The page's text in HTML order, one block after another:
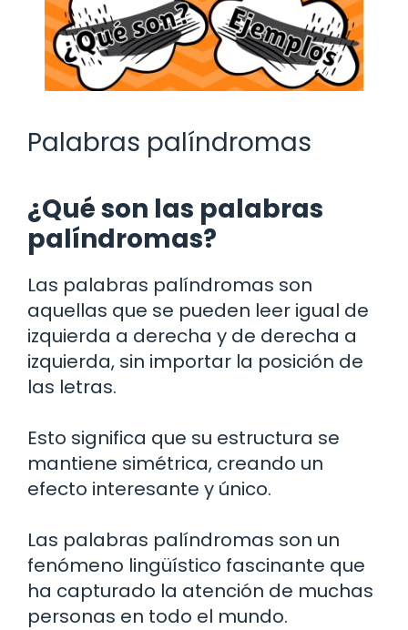
Palabras palíndromas
¿Qué son las palabras
palíndromas?
Las palabras palíndromas son
aquellas que se pueden leer igual de
izquierda a derecha y de derecha a
izquierda, sin importar la posición de
las letras.
Esto significa que su estructura se
mantiene simétrica, creando un
efecto interesante y único.
Las palabras palíndromas son un
fenómeno lingüístico fascinante que
ha capturado la atención de muchas
personas en todo el mundo.